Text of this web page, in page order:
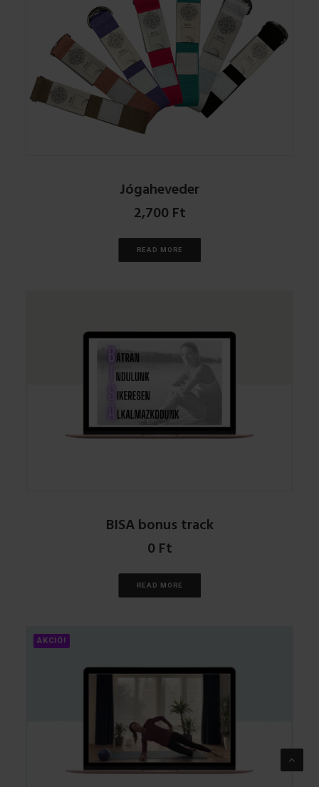
Jógaheveder
2,700Ft
READ MORE
BISA bonus track
0Ft
READ MORE
AKCIÓ!